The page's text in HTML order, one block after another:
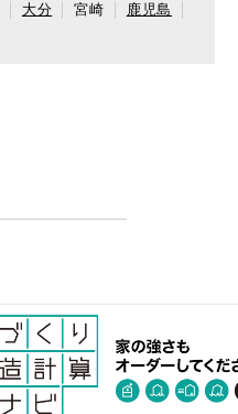
大分 宮崎
鹿児島